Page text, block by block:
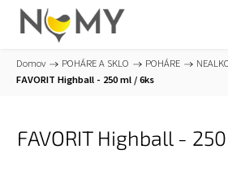
Domov / POHÁRE A SKLO / POHÁRE /
FAVORIT Highball - 250 ml / 6ks
FAVORIT Highball -